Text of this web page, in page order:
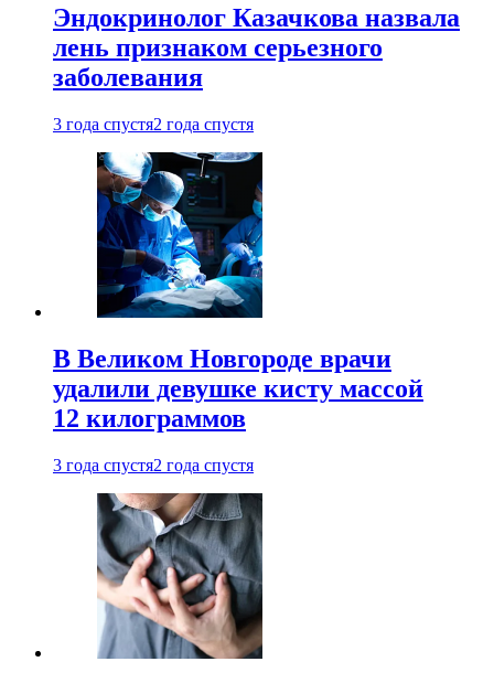
Эндокринолог Казачкова назвала
лень признаком серьезного
заболевания
3 года спустя2 года спустя
В Великом Новгороде врачи
удалили девушке кисту массой
12 килограммов
3 года спустя2 года спустя